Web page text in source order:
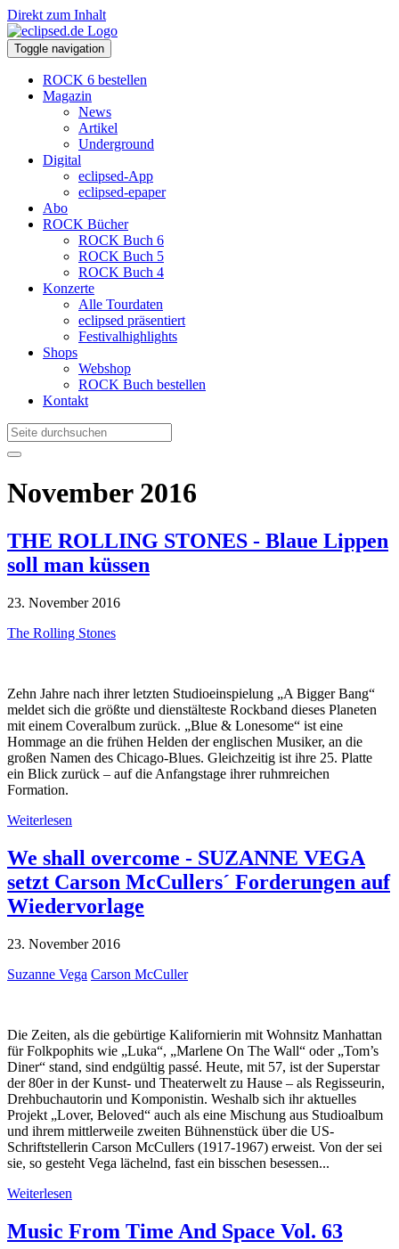
Direkt zum Inhalt
Toggle navigation
ROCK 6 bestellen
Magazin
News
Artikel
Underground
Digital
eclipsed-App
eclipsed-epaper
Abo
ROCK Bücher
ROCK Buch 6
ROCK Buch 5
ROCK Buch 4
Konzerte
Alle Tourdaten
eclipsed präsentiert
Festivalhighlights
Shops
Webshop
ROCK Buch bestellen
Kontakt
November 2016
THE ROLLING STONES - Blaue Lippen
soll man küssen
23. November 2016
The Rolling Stones
Zehn Jahre nach ihrer letzten Studioeinspielung „A Bigger Bang“
meldet sich die größte und dienstälteste Rockband dieses Planeten
mit einem Coveralbum zurück. „Blue & Lonesome“ ist eine
Hommage an die frühen Helden der englischen Musiker, an die
großen Namen des Chicago-Blues. Gleichzeitig ist ihre 25. Platte
ein Blick zurück – auf die Anfangstage ihrer ruhmreichen
Formation.
Weiterlesen
We shall overcome - SUZANNE VEGA
setzt Carson McCullers´ Forderungen auf
Wiedervorlage
23. November 2016
Suzanne Vega Carson McCuller
Die Zeiten, als die gebürtige Kalifornierin mit Wohnsitz Manhattan
für Folkpophits wie „Luka“, „Marlene On The Wall“ oder „Tom’s
Diner“ stand, sind endgültig passé. Heute, mit 57, ist der Superstar
der 80er in der Kunst- und Theaterwelt zu Hause – als Regisseurin,
Drehbuchautorin und Komponistin. Weshalb sich ihr aktuelles
Projekt „Lover, Beloved“ auch als eine Mischung aus Studioalbum
und ihrem mittlerweile zweiten Bühnenstück über die US-
Schriftstellerin Carson McCullers (1917-1967) erweist. Von der sei
sie, so gesteht Vega lächelnd, fast ein bisschen besessen...
Weiterlesen
Music From Time And Space Vol. 63